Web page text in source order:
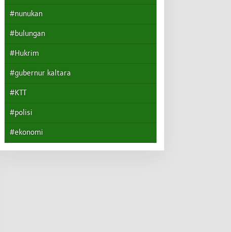
#nunukan
#bulungan
#Hukrim
#gubernur kaltara
#KTT
#polisi
#ekonomi